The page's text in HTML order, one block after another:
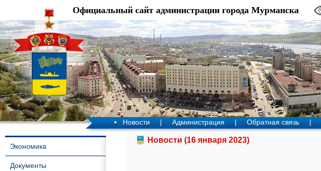
Официальный сайт администрации города Мурманска
Новости | Администрация | Обратная связь |
Экономика
Документы
Новости (16 января 2023)